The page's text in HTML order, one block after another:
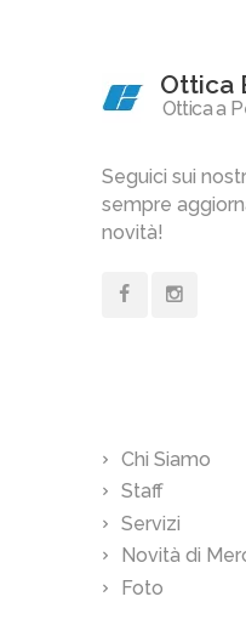
Ottica
Ottica a
Seguici sui
sempre
novità!
Chi Siamo
Staff
Servizi
Novità di
Foto